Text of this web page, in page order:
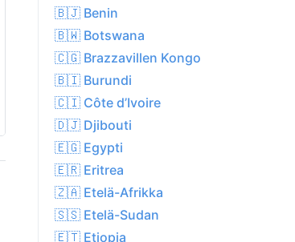
🇧🇯 Benin
🇧🇼 Botswana
🇨🇬 Brazzavillen Kongo
🇧🇮 Burundi
🇨🇮 Côte d’Ivoire
🇩🇯 Djibouti
🇪🇬 Egypti
🇪🇷 Eritrea
🇿🇦 Etelä-Afrikka
🇸🇸 Etelä-Sudan
🇪🇹 Etiopia